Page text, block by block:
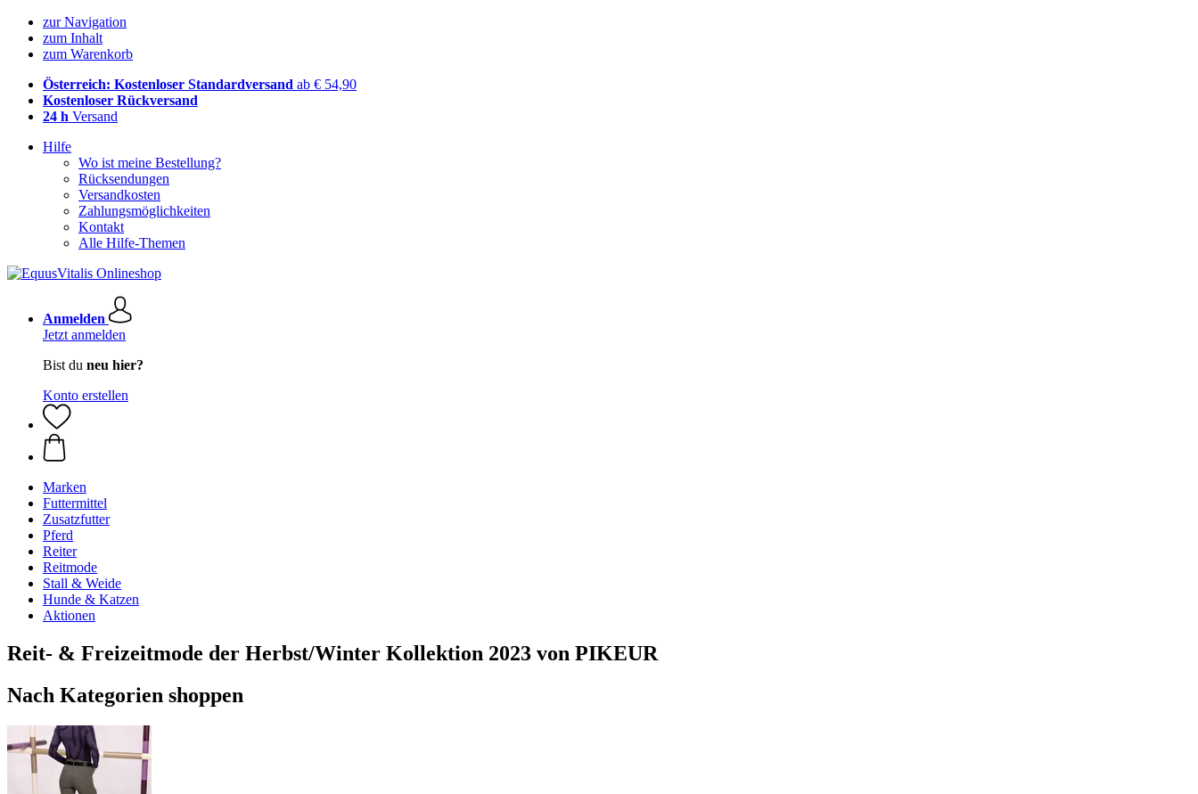
zur Navigation
zum Inhalt
zum Warenkorb
Österreich: Kostenloser Standardversand ab € 54,90
Kostenloser Rückversand
24 h Versand
Hilfe
Wo ist meine Bestellung?
Rücksendungen
Versandkosten
Zahlungsmöglichkeiten
Kontakt
Alle Hilfe-Themen
Anmelden
Jetzt anmelden
Bist du neu hier?
Konto erstellen
Marken
Futtermittel
Zusatzfutter
Pferd
Reiter
Reitmode
Stall & Weide
Hunde & Katzen
Aktionen
Reit- & Freizeitmode der Herbst/Winter Kollektion 2023 von PIKEUR
Nach Kategorien shoppen